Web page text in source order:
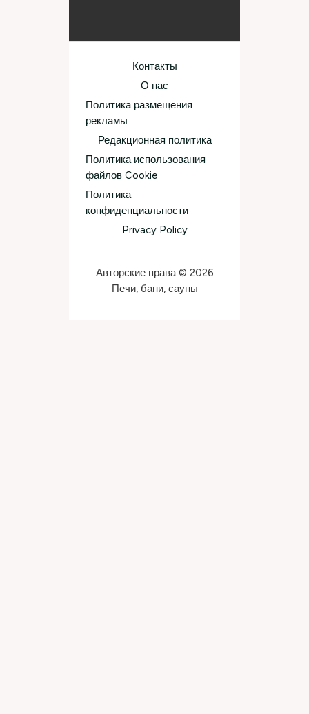
Контакты
О нас
Политика размещения
рекламы
Редакционная политика
Политика использования
файлов Cookie
Политика
конфиденциальности
Privacy Policy
Авторские права © 2026
Печи, бани, сауны